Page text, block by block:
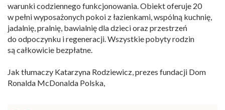
warunki codziennego funkcjonowania. Obiekt oferuje 20
w pełni wyposażonych pokoi z łazienkami, wspólną kuchnię,
jadalnię, pralnię, bawialnię dla dzieci oraz przestrzeń
do odpoczynku i regeneracji. Wszystkie pobyty rodzin
są całkowicie bezpłatne.
Jak tłumaczy Katarzyna Rodziewicz, prezes fundacji Dom
Ronalda McDonalda Polska,